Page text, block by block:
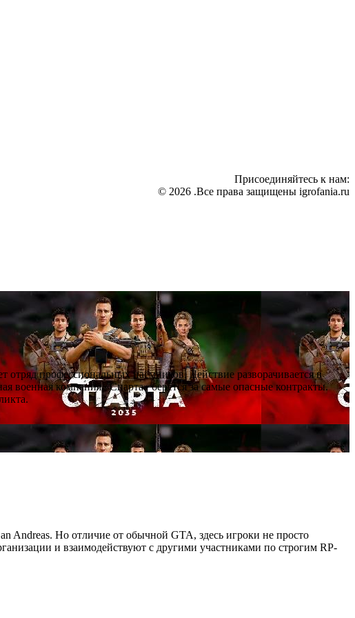
Присоединяйтесь к нам:
© 2026 .Все права защищены igrofania.ru
отряд профессиональных наёмников. Действие разворачивается в
компания «Спарта» берётся за самые опасные контракты.
Andreas. Но отличие от обычной GTA, здесь игроки не просто
и взаимодействуют с другими участниками по строгим RP-